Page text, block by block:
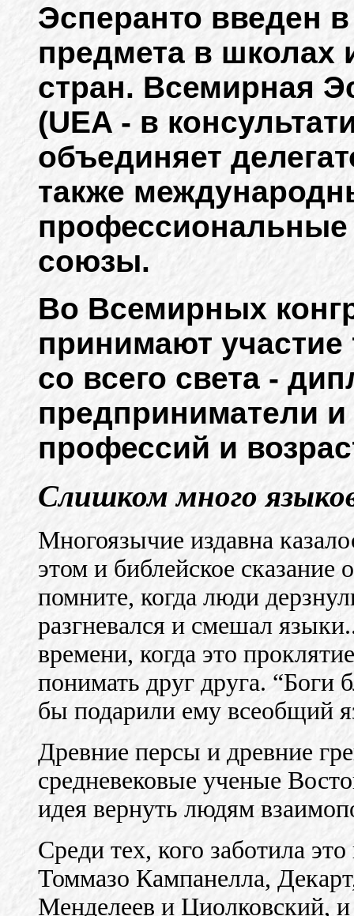
Эсперанто введен в
предмета в школах
стран. Всемирная
(UEA - в
объединяет
также
союзы.
Во Всемирных
принимают участие
со всего света -
предприниматели
профессий и
Слишком много
Многоязычие издавна
этом и библейское
помните, когда люди
разгневался и смешал
времени, когда это
понимать друг друга. “Боги
бы подарили ему всеобщий
Древние персы и древние
средневековые ученые
идея вернуть людям
Среди тех, кого заботила
Томмазо Кампанелла,
Менделеев и Циолковский,